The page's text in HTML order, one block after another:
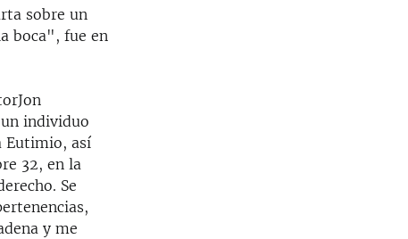
sobre un
boca", fue en
individuo
Eutimio, así
32, en la
Se
y me